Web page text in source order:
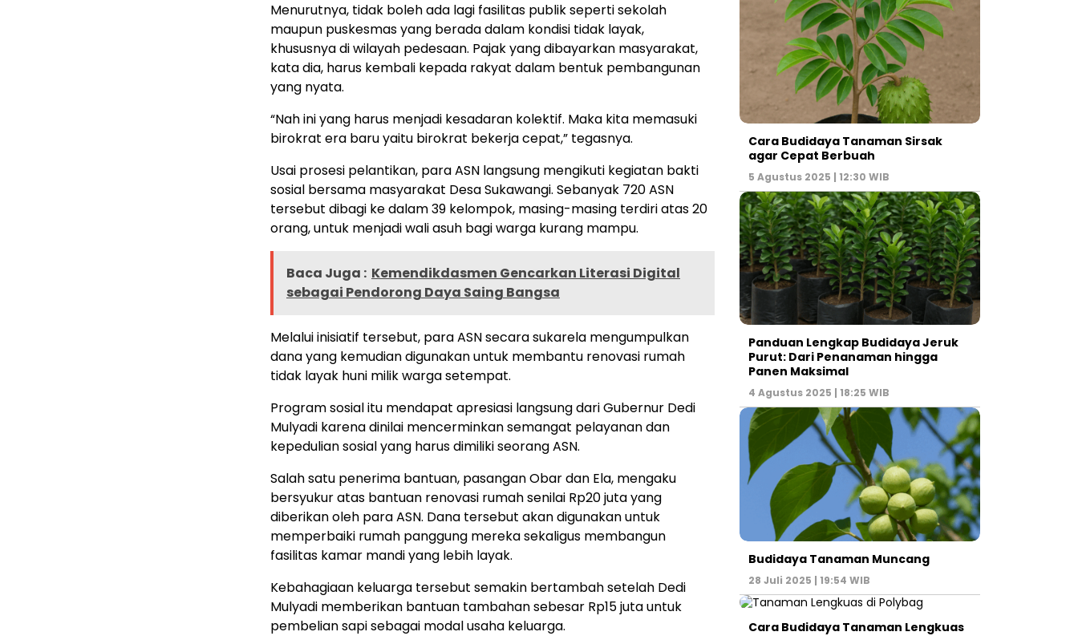
Menurutnya, tidak boleh ada lagi fasilitas publik seperti sekolah
maupun puskesmas yang berada dalam kondisi tidak layak,
khususnya di wilayah pedesaan. Pajak yang dibayarkan masyarakat,
kata dia, harus kembali kepada rakyat dalam bentuk pembangunan
yang nyata.
“Nah ini yang harus menjadi kesadaran kolektif. Maka kita memasuki
birokrat era baru yaitu birokrat bekerja cepat,” tegasnya.
Usai prosesi pelantikan, para ASN langsung mengikuti kegiatan bakti
sosial bersama masyarakat Desa Sukawangi. Sebanyak 720 ASN
tersebut dibagi ke dalam 39 kelompok, masing-masing terdiri atas 20
orang, untuk menjadi wali asuh bagi warga kurang mampu.
Baca Juga : Kemendikdasmen Gencarkan Literasi Digital
sebagai Pendorong Daya Saing Bangsa
Melalui inisiatif tersebut, para ASN secara sukarela mengumpulkan
dana yang kemudian digunakan untuk membantu renovasi rumah
tidak layak huni milik warga setempat.
Program sosial itu mendapat apresiasi langsung dari Gubernur Dedi
Mulyadi karena dinilai mencerminkan semangat pelayanan dan
kepedulian sosial yang harus dimiliki seorang ASN.
Salah satu penerima bantuan, pasangan Obar dan Ela, mengaku
bersyukur atas bantuan renovasi rumah senilai Rp20 juta yang
diberikan oleh para ASN. Dana tersebut akan digunakan untuk
memperbaiki rumah panggung mereka sekaligus membangun
fasilitas kamar mandi yang lebih layak.
Kebahagiaan keluarga tersebut semakin bertambah setelah Dedi
Mulyadi memberikan bantuan tambahan sebesar Rp15 juta untuk
pembelian sapi sebagai modal usaha keluarga.
Cara Budidaya Tanaman Sirsak
agar Cepat Berbuah
5 Agustus 2025 | 12:30 WIB
Panduan Lengkap Budidaya Jeruk
Purut: Dari Penanaman hingga
Panen Maksimal
4 Agustus 2025 | 18:25 WIB
Budidaya Tanaman Muncang
28 Juli 2025 | 19:54 WIB
Cara Budidaya Tanaman Lengkuas